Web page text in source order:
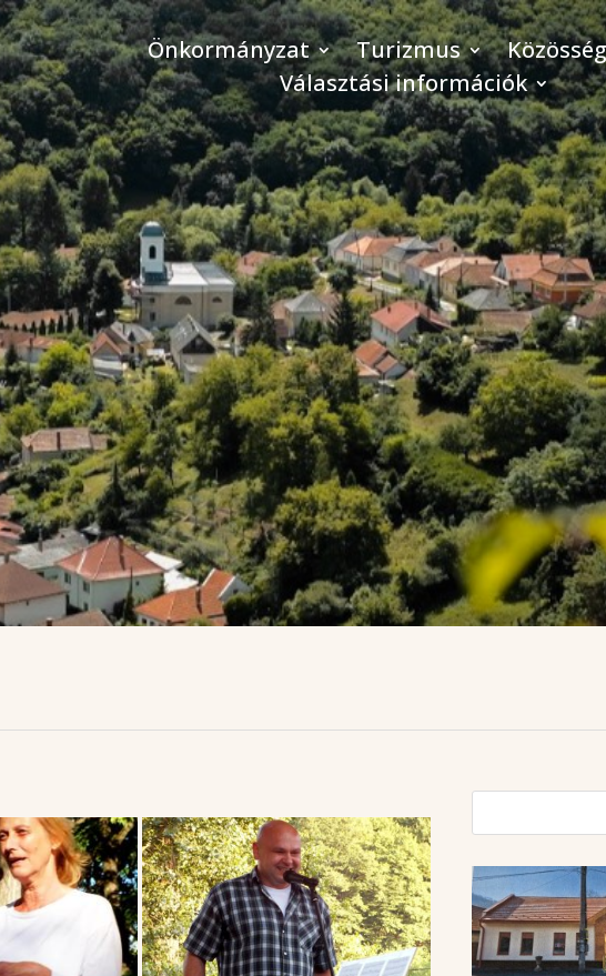
Önkormányzat Turizmus
Választási információk